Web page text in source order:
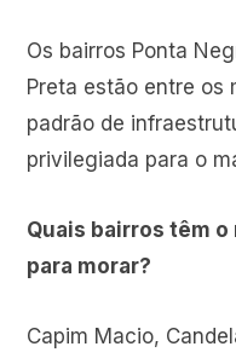
Os bairros Ponta
Preta estão entre os
padrão de
privilegiada para o
Quais bairros têm
para morar?
Capim Macio,